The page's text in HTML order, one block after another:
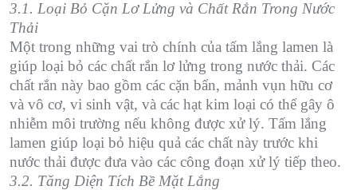
3.1. Loại Bỏ Cặn Lơ Lửng và Chất Rắn Trong Nước
Thải
Một trong những vai trò chính của tấm lắng lamen là
giúp loại bỏ các chất rắn lơ lửng trong nước thải. Các
chất rắn này bao gồm các cặn bẩn, mảnh vụn hữu cơ
và vô cơ, vi sinh vật, và các hạt kim loại có thể gây ô
nhiễm môi trường nếu không được xử lý. Tấm lắng
lamen giúp loại bỏ hiệu quả các chất này trước khi
nước thải được đưa vào các công đoạn xử lý tiếp theo.
3.2. Tăng Diện Tích Bề Mặt Lắng